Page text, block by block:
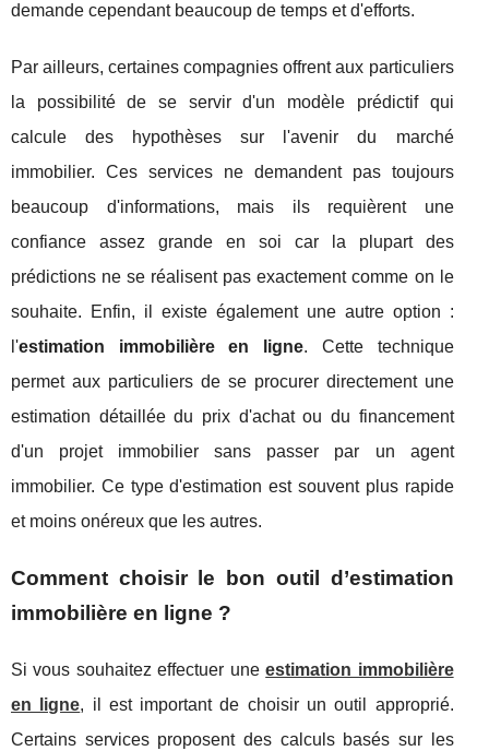
demande cependant beaucoup de temps et d'efforts.
Par ailleurs, certaines compagnies offrent aux particuliers
la possibilité de se servir d'un modèle prédictif qui
calcule des hypothèses sur l'avenir du marché
immobilier. Ces services ne demandent pas toujours
beaucoup d'informations, mais ils requièrent une
confiance assez grande en soi car la plupart des
prédictions ne se réalisent pas exactement comme on le
souhaite. Enfin, il existe également une autre option :
l'estimation immobilière en ligne. Cette technique
permet aux particuliers de se procurer directement une
estimation détaillée du prix d'achat ou du financement
d'un projet immobilier sans passer par un agent
immobilier. Ce type d'estimation est souvent plus rapide
et moins onéreux que les autres.
Comment choisir le bon outil d’estimation
immobilière en ligne ?
Si vous souhaitez effectuer uneestimation immobilière
en ligne, il est important de choisir un outil approprié.
Certains services proposent des calculs basés sur les